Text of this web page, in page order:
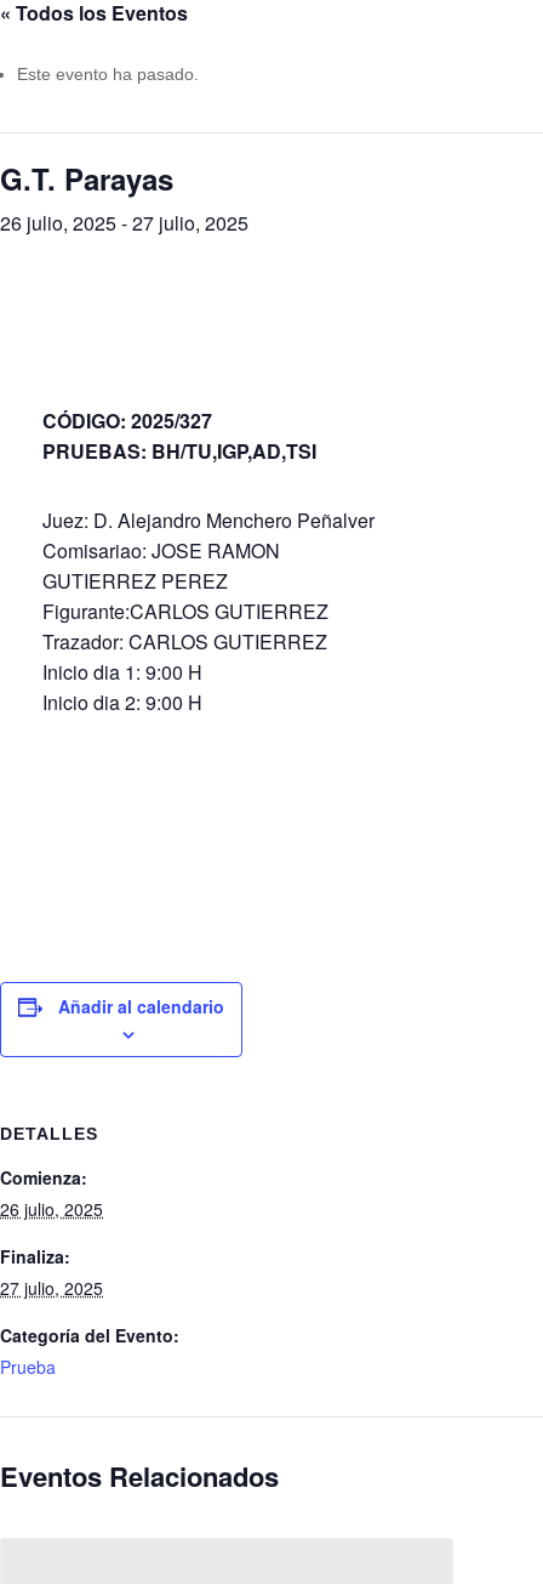
« Todos los Eventos
Este evento ha pasado.
G.T. Parayas
26 julio, 2025-27 julio, 2025
CÓDIGO: 2025/327
PRUEBAS: BH/TU,IGP,AD,TSI
Juez: D. Alejandro Menchero Peñalver
Comisariao: JOSE RAMON
GUTIERREZ PEREZ
Figurante:CARLOS GUTIERREZ
Trazador: CARLOS GUTIERREZ
Inicio dia 1: 9:00 H
Inicio dia 2: 9:00 H
Añadir al calendario
DETALLES
Comienza:
26 julio, 2025
Finaliza:
27 julio, 2025
Categoría del Evento:
Prueba
Eventos Relacionados